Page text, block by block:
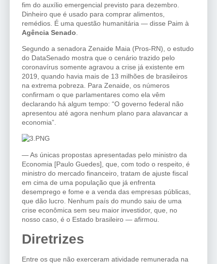
fim do auxílio emergencial previsto para dezembro.
Dinheiro que é usado para comprar alimentos,
remédios. É uma questão humanitária — disse Paim à
Agência Senado
Segundo a senadora Zenaide Maia (Pros-RN), o estudo
do DataSenado mostra que o cenário trazido pelo
coronavírus somente agravou a crise já existente em
2019, quando havia mais de 13 milhões de brasileiros
na extrema pobreza. Para Zenaide, os números
confirmam o que parlamentares como ela vêm
declarando há algum tempo: “O governo federal não
apresentou até agora nenhum plano para alavancar a
economia”.
— As únicas propostas apresentadas pelo ministro da
Economia [Paulo Guedes], que, com todo o respeito, é
ministro do mercado financeiro, tratam de ajuste fiscal
em cima de uma população que já enfrenta
desemprego e fome e a venda das empresas públicas,
que dão lucro. Nenhum país do mundo saiu de uma
crise econômica sem seu maior investidor, que, no
nosso caso, é o Estado brasileiro — afirmou.
Diretrizes
Entre os que não exerceram atividade remunerada na